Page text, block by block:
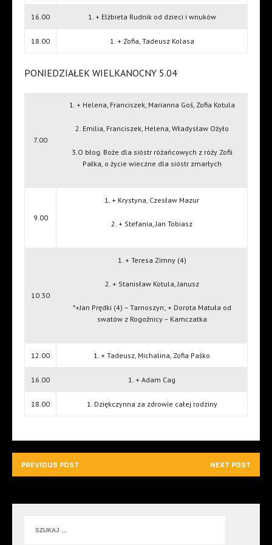
16.00 1. + Elżbieta Rudnik od dzieci i wnuków
18.00 1. + Zofia, Tadeusz Kolasa
PONIEDZIAŁEK WIELKANOCNY 5.04
7.00
1. + Helena, Franciszek, Marianna Goś, Zofia Kotula
2. Emilia, Franciszek, Helena, Władysław Ożyło
3.O błog. Boże dla sióstr różańcowych z róży Zofii
Pałka, o życie wieczne dla sióstr zmarłych
9.00
1. + Krystyna, Czesław Mazur
2. + Stefania, Jan Tobiasz
10.30
1. + Teresa Zimny (4)
2. + Stanisław Kotula, Janusz
*+Jan Prędki (4) – Tarnoszyn; + Dorota Matuła od
swatów z Rogoźnicy – Kamczatka
12.00 1. + Tadeusz, Michalina, Zofia Paśko
16.00 1. + Adam Cag
18.00 1. Dziękczynna za zdrowie całej rodziny
PREVIOUS POST NEXT POST